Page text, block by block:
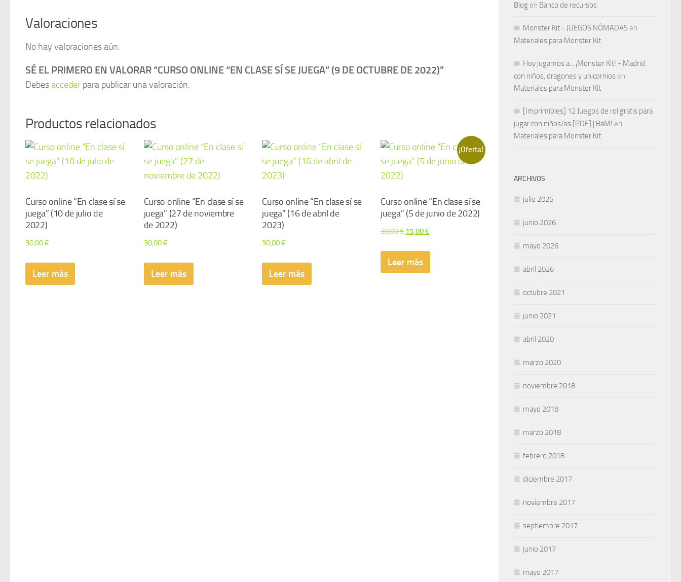
Valoraciones
No hay valoraciones aún.
SÉ EL PRIMERO EN VALORAR “CURSO ONLINE “EN CLASE SÍ SE JUEGA” (9 DE OCTUBRE DE 2022)”
Debesacceder para publicar una valoración.
Productos relacionados
Curso online “En clase sí se
juega” (10 de julio de
2022)
30,00€
Leer más
Curso online “En clase sí se
juega” (27 de noviembre
de 2022)
30,00€
Leer más
Curso online “En clase sí se
juega” (16 de abril de
2023)
30,00€
Leer más
¡Oferta!
Curso online “En clase sí se
juega” (5 de junio de 2022)
30,00€ El
original
era:
15,00€El
es:
Leer más
Blog en Banco de recursos
Monster Kit - JUEGOS NÓMADAS en
Materiales para Monster Kit
Hoy jugamos a... ¡Monster Kit! - Madrid
con niños, dragones y unicornios en
Materiales para Monster Kit
[Imprimibles] 12 Juegos de rol gratis para
jugar con niños/as [PDF] | BaM! en
Materiales para Monster Kit
ARCHIVOS
julio 2026
junio 2026
mayo 2026
abril 2026
octubre 2021
junio 2021
abril 2020
marzo 2020
noviembre 2018
mayo 2018
marzo 2018
febrero 2018
diciembre 2017
noviembre 2017
septiembre 2017
junio 2017
mayo 2017